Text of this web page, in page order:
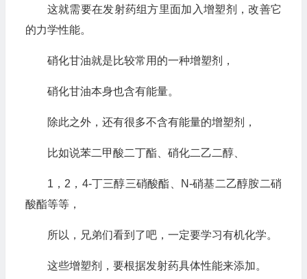
这就需要在发射药组方里面加入增塑剂，改善它
的力学性能。
硝化甘油就是比较常用的一种增塑剂，
硝化甘油本身也含有能量。
除此之外，还有很多不含有能量的增塑剂，
比如说苯二甲酸二丁酯、硝化二乙二醇、
1，2，4-丁三醇三硝酸酯、N-硝基二乙醇胺二硝
酸酯等等，
所以，兄弟们看到了吧，一定要学习有机化学。
这些增塑剂，要根据发射药具体性能来添加。